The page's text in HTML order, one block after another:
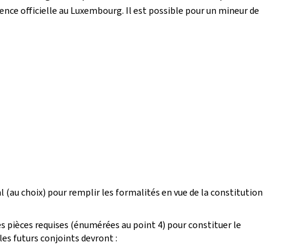
officielle au Luxembourg. Il est possible pour un mineur de
(au choix) pour remplir les formalités en vue de la constitution
requises (énumérées au point 4) pour constituer le
futurs conjoints devront :